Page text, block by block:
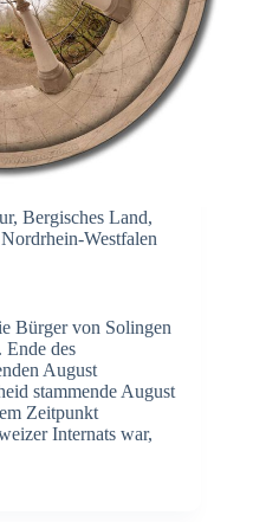
, Bergisches Land,
Nordrhein-Westfalen
Bürger von Solingen
Ende des
August
stammende August
Zeitpunkt
Internats war,